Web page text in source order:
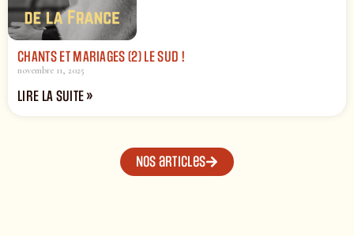
CHANTS ET MARIAGES (2) LE SUD !
novembre 11, 2025
LIRE LA SUITE »
Nos articles